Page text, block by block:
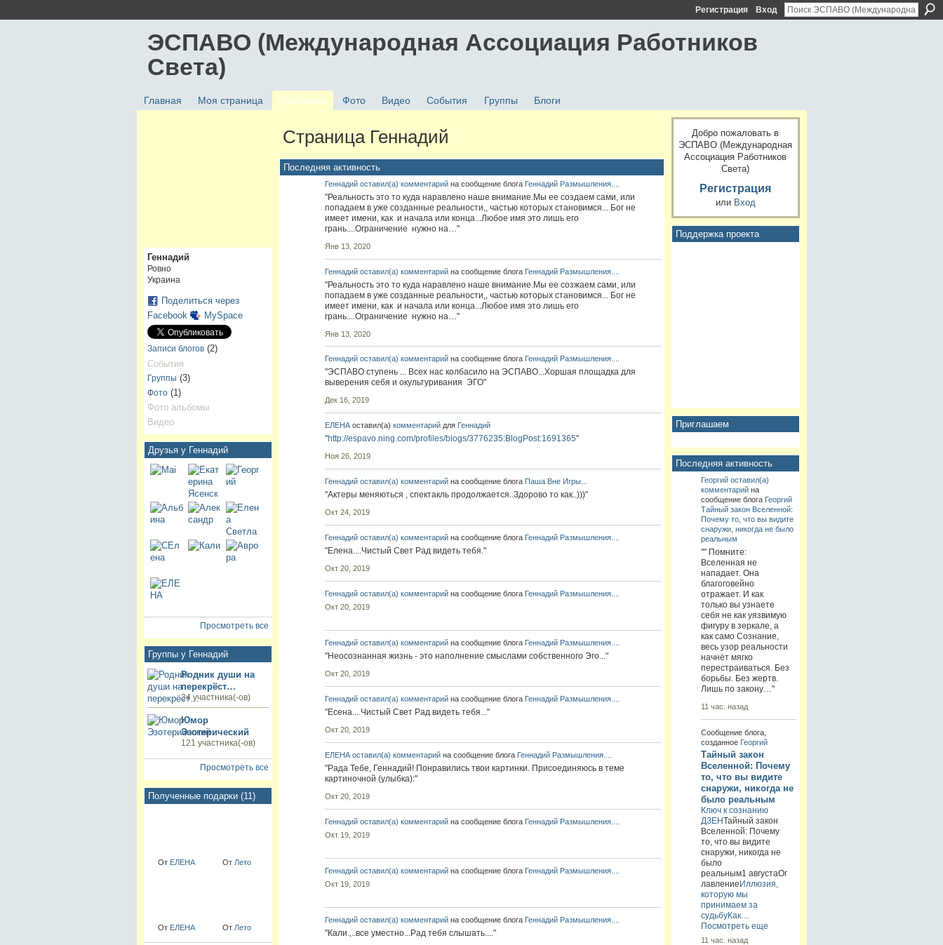
Регистрация Вход
ЭСПАВО (Международная Ассоциация Работников
Света)
Главная Моя страница Участники Фото Видео События Группы Блоги
Геннадий
Ровно
Украина
Поделиться через
Facebook
MySpace
Записи блогов(2)
События
Группы (3)
Фото(1)
Фото альбомы
Видео
Друзья у Геннадий
Просмотреть все
Группы у Геннадий
Родник души на
перекрёст…
34 участника(-ов)
Юмор
Эзотерический
121 участника(-ов)
Просмотреть все
Полученные подарки (11)
От ЕЛЕНА От Лето
От ЕЛЕНА От Лето
Страница Геннадий
Последняя активность
Геннадий оставил(а) комментарийна сообщение блога Геннадий Размышления....
"Реальность это то куда наравлено наше внимание.Мы ее создаем сами, или
попадаем в уже созданные реальности,, частью которых становимся... Бог не
имеет имени, как и начала или конца...Любое имя это лишь его
грань....Ограничение нужно на…"
Янв 13, 2020
Геннадий оставил(а) комментарийна сообщение блога Геннадий Размышления....
"Реальность это то куда наравлено наше внимание.Мы ее созжаем сами, или
попадаем в уже созданные реальности,, частью которых становимся... Бог не
имеет имени, как и начала или конца...Любое имя это лишь его
грань....Ограничение нужно на…"
Янв 13, 2020
Геннадий оставил(а) комментарийна сообщение блога Геннадий Размышления....
"ЭСПАВО ступень ... Всех нас колбасило на ЭСПАВО...Хоршая площадка для
выверения себя и окультуривания ЭГО"
Дек 16, 2019
ЕЛЕНАоставил(а) комментарийдля Геннадий
"http://espavo.ning.com/profiles/blogs/3776235:BlogPost:1691365"
Ноя 26, 2019
Геннадий оставил(а) комментарийна сообщение блога Паша Вне Игры...
"Актеры меняються , спектакль продолжается..Здорово то как..)))"
Окт 24, 2019
Геннадий оставил(а) комментарийна сообщение блога Геннадий Размышления....
"Елена....Чистый Свет Рад видеть тебя."
Окт 20, 2019
Геннадий оставил(а) комментарийна сообщение блога Геннадий Размышления....
Окт 20, 2019
Геннадий оставил(а) комментарийна сообщение блога Геннадий Размышления....
"Неосознанная жизнь - это наполнение смыслами собственного Эго..."
Окт 20, 2019
Геннадий оставил(а) комментарийна сообщение блога Геннадий Размышления....
"Есена....Чистый Свет Рад видеть тебя..."
Окт 20, 2019
ЕЛЕНА оставил(а) комментарийна сообщение блога Геннадий Размышления....
"Рада Тебе, Геннадий! Понравились твои картинки. Присоединяюсь в теме
картиночной (улыбка):"
Окт 20, 2019
Геннадий оставил(а) комментарийна сообщение блога Геннадий Размышления....
Окт 19, 2019
Геннадий оставил(а) комментарийна сообщение блога Геннадий Размышления....
Окт 19, 2019
Геннадий оставил(а) комментарийна сообщение блога Геннадий Размышления....
"Кали.,..все уместно...Рад тебя слышать...."
Добро пожаловать в
ЭСПАВО (Международная
Ассоциация Работников
Света)
Регистрация
или Вход
Поддержка проекта
Приглашаем
Последняя активность
Георгий оставил(а)
комментарийна
сообщение блога Георгий
Тайный закон Вселенной:
Почему то, что вы видите
снаружи, никогда не было
реальным
"" Помните:
Вселенная не
нападает. Она
благоговейно
отражает. И как
только вы узнаете
себя не как уязвимую
фигуру в зеркале, а
как само Сознание,
весь узор реальности
начнёт мягко
перестраиваться. Без
борьбы. Без жертв.
Лишь по закону…"
11 час. назад
Сообщение блога,
созданное Георгий
Тайный закон
Вселенной: Почему
то, что вы видите
снаружи, никогда не
было реальным
Ключ к сознанию
ДЗЕНТайный закон
Вселенной: Почему
то, что вы видите
снаружи, никогда не
было
реальным1 августаОг
лавлениеИллюзия,
которую мы
принимаем за
судьбуКак…
Посмотреть еще
11 час. назад